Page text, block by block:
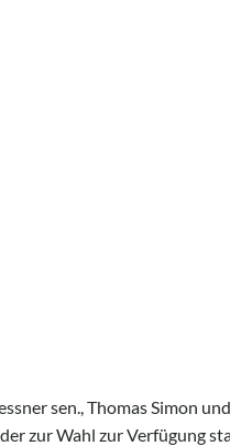
sen., Thomas Simon
zur Wahl zur Verfügung